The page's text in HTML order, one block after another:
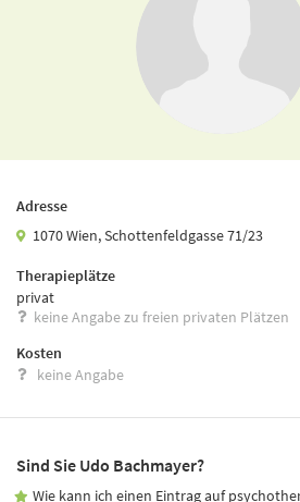
Adresse
1070 Wien, Schottenfeldgasse 71/23
Therapieplätze
privat
keine Angabe zu freien privaten Plätzen
Kosten
keine Angabe
Sind Sie Udo Bachmayer?
Wie kann ich einen Eintrag auf